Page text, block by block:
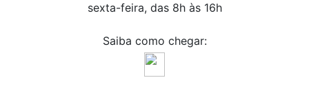
sexta-feira, das 8h às 16h
Saiba como chegar: